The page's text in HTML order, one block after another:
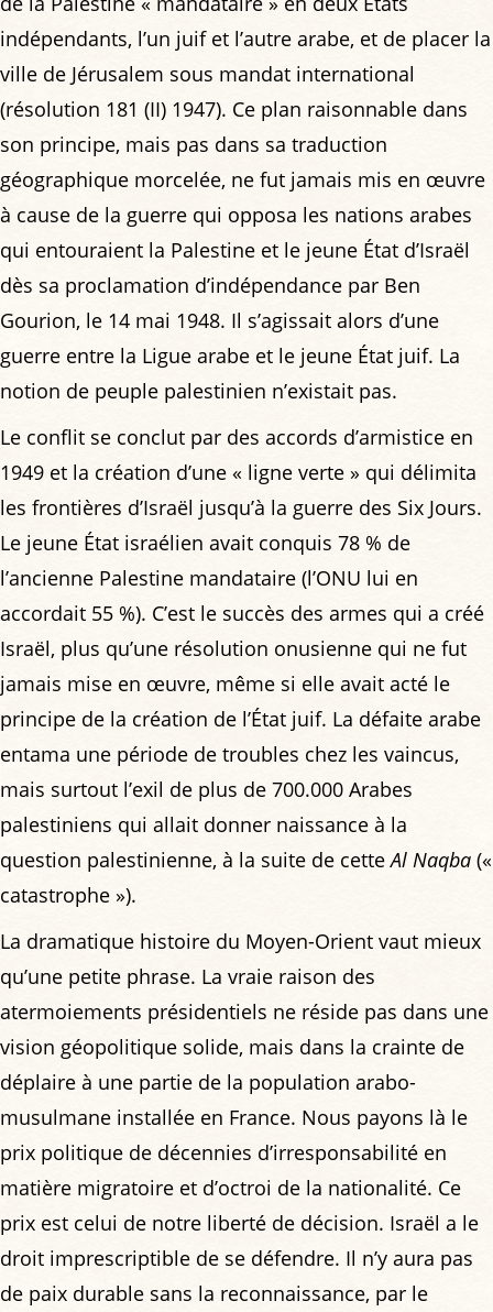
indépendants, l’un juif et l’autre arabe, et de placer la
ville de Jérusalem sous mandat international
(résolution 181 (II) 1947). Ce plan raisonnable dans
son principe, mais pas dans sa traduction
géographique morcelée, ne fut jamais mis en œuvre
à cause de la guerre qui opposa les nations arabes
qui entouraient la Palestine et le jeune État d’Israël
dès sa proclamation d’indépendance par Ben
Gourion, le 14 mai 1948. Il s’agissait alors d’une
guerre entre la Ligue arabe et le jeune État juif. La
notion de peuple palestinien n’existait pas.
Le conflit se conclut par des accords d’armistice en
1949 et la création d’une « ligne verte » qui délimita
les frontières d’Israël jusqu’à la guerre des Six Jours.
Le jeune État israélien avait conquis 78 % de
l’ancienne Palestine mandataire (l’ONU lui en
accordait 55 %). C’est le succès des armes qui a créé
Israël, plus qu’une résolution onusienne qui ne fut
jamais mise en œuvre, même si elle avait acté le
principe de la création de l’État juif. La défaite arabe
entama une période de troubles chez les vaincus,
mais surtout l’exil de plus de 700.000 Arabes
palestiniens qui allait donner naissance à la
question palestinienne, à la suite de cetteAl Naqba («
catastrophe »).
La dramatique histoire du Moyen-Orient vaut mieux
qu’une petite phrase. La vraie raison des
atermoiements présidentiels ne réside pas dans une
vision géopolitique solide, mais dans la crainte de
déplaire à une partie de la population arabo-
musulmane installée en France. Nous payons là le
prix politique de décennies d’irresponsabilité en
matière migratoire et d’octroi de la nationalité. Ce
prix est celui de notre liberté de décision. Israël a le
droit imprescriptible de se défendre. Il n’y aura pas
de paix durable sans la reconnaissance, par le